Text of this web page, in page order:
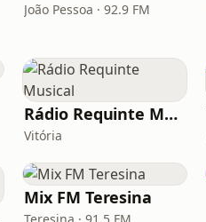
João Pessoa · 92.9 FM
Rádio Requinte Musical
Vitória
Mix FM Teresina